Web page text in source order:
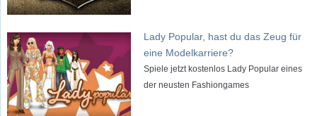
Lady Popular, hast du das Zeug für
eine Modelkarriere?
Spiele jetzt kostenlos Lady Popular eines
der neusten Fashiongames